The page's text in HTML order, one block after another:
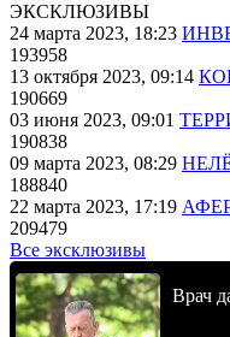
ЭКСКЛЮЗИВЫ
24 марта 2023, 18:23
193958
13 октября 2023, 09:14
190669
03 июня 2023, 09:01
190838
09 марта 2023, 08:29
188840
22 марта 2023, 17:19
209479
Все эксклюзивы
Врач